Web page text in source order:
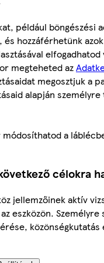
például böngészési
hozzáférhetünk
megteheted az
megosztjuk a
alapján
a
célokra
jellemzőinek aktív
eszközön.
közönségkutatás